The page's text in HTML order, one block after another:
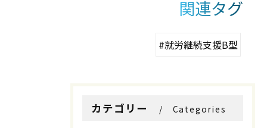
関連タグ
#就労継続支援B型
カテゴリー Categories